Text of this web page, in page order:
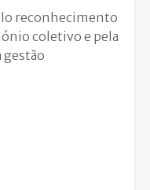
reconhecimento
coletivo e pela
gestão